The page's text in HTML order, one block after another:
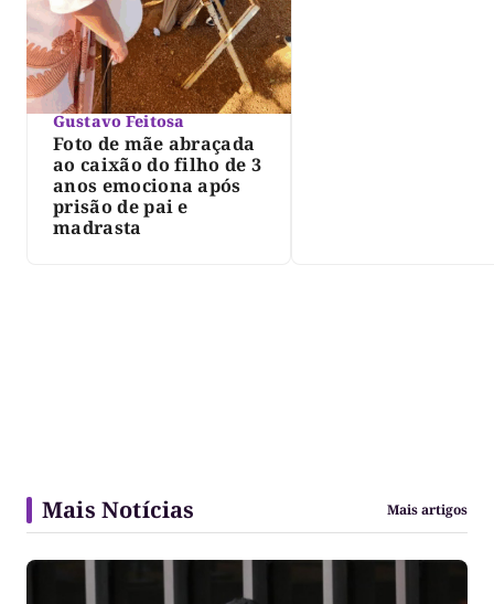
Gustavo Feitosa
Foto de mãe abraçada
ao caixão do filho de 3
anos emociona após
prisão de pai e
madrasta
Mais Notícias Mais artigos